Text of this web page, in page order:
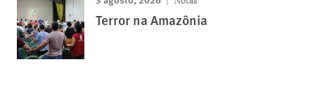
Terror na Amazônia